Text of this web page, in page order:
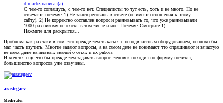
dimacbz написал(а):
С чем-то соглашусь, с чем-то нет. Специалисты то тут есть, хоть и не много. Но не
отвечают, почему? 1) Не заинтересованы в ответе (не имеют отношения к этому
сайту). 2) Не корректно составлен вопрос и разжевывать то, что уже разжевывали
1000 раз никому не охота, в том числе и мне. Почему? Смотрите 1).
Нажмите для раскрытия...
Проблема как раз таки в том, что прежде чем тыкаться с неподвластным оборудованием, неплохо бы
мат. часть изучить. Многие задают вопросы, а на самом деле не понимают что спрашивают и зачастую
не имея даже начальных знаний о сетях и их работе.
И хочется еще что бы прежде чем задавать вопрос, человек походил по форуму-почитал,
большинство вопросов уже озвучены.
arastegaev
Moderator